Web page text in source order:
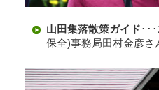
山田集落散策ガイド･･
保全)事務局田村金彦